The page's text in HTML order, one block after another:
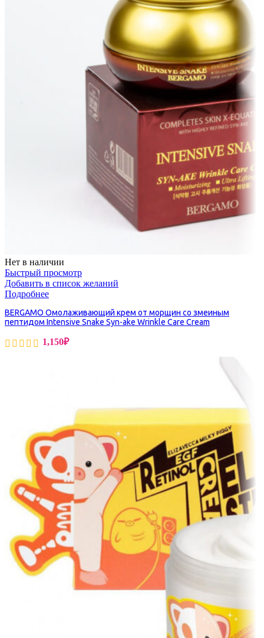
Нет в наличии
Быстрый просмотр
Добавить в список желаний
Подробнее
BERGAMO Омолаживающий крем от морщин со змеиным
пептидом Intensive Snake Syn-ake Wrinkle Care Cream
1,150₽